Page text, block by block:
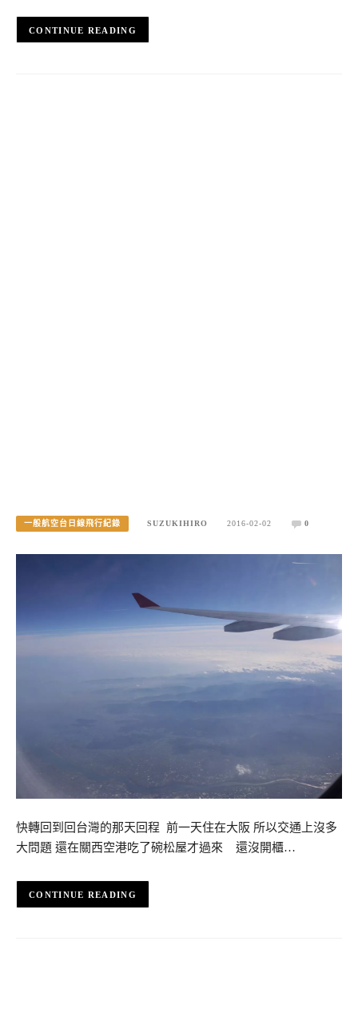
CONTINUE READING
一般航空台日線飛行紀錄 SUZUKIHIRO 2016-02-02 0
快轉回到回台灣的那天回程 前一天住在大阪 所以交通上沒多
大問題 還在關西空港吃了碗松屋才過來 還沒開櫃…
CONTINUE READING